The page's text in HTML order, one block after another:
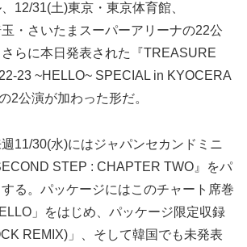
12/31(土)東京・東京体育館、
・さいたまスーパーアリーナの22公
らに本日発表された『TREASURE
23 ~HELLO~ SPECIAL in KYOCERA
2公演が加わった形だ。
11/30(水)にはジャパンセカンドミニ
STEP : CHAPTER TWO』をパ
る。パッケージにはこのチャート席巻
」をはじめ、パッケージ限定収録
REMIX)」、そして韓国でも未発表